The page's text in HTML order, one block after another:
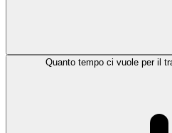
Quanto tempo ci vuole per il